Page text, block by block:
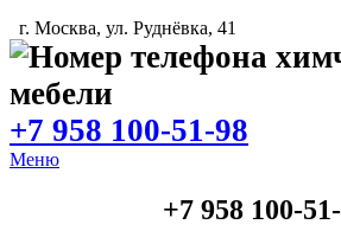
г. Москва, ул. Руднёвка, 41
+7 958 100-51-98
Меню
+7 958 100-